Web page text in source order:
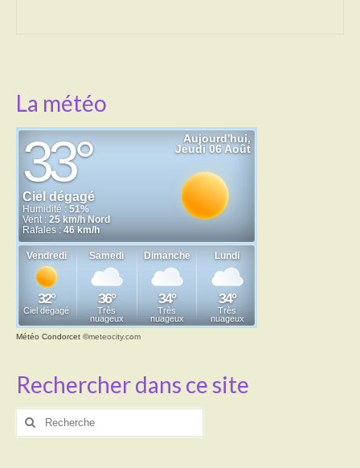
La météo
Météo Condorcet ©meteocity.com
Rechercher dans ce site
Rechercher